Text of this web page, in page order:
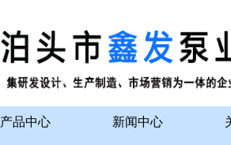
产品中心 新闻中心